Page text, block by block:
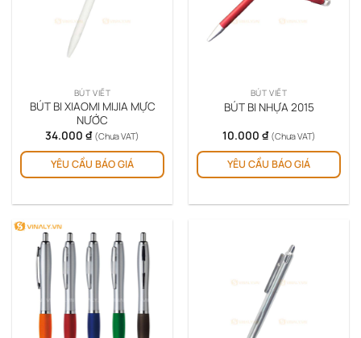
BÚT VIẾT
BÚT BI XIAOMI MIJIA MỰC
NƯỚC
34.000 ₫ (Chưa VAT)
YÊU CẦU BÁO GIÁ
BÚT VIẾT
BÚT BI NHỰA 2015
10.000 ₫ (Chưa VAT)
YÊU CẦU BÁO GIÁ